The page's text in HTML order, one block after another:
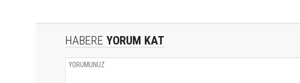
HABERE YORUM KAT